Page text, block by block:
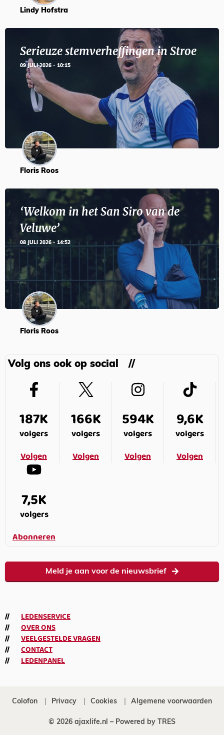
Lindy Hofstra
Serieuze stemverheffingen in Stroe
09 JULI 2026 - 10:15
Floris Roos
‘Welkom in het San Siro van de
Veluwe’
08 JULI 2026 - 14:52
Floris Roos
Volg ons ook op social
187K
volgers
Volgen
166K
volgers
Volgen
594K
volgers
Volgen
9,6K
volgers
Volgen
7,5K
volgers
Abonneren
Meld je aan voor de nieuwsbrief
LEDENSERVICE
OVER ONS
VEELGESTELDE VRAGEN
CONTACT
LEDENPANEL
Colofon Privacy Cookies Algemene voorwaarden
© 2026 ajaxlife.nl – Powered by TRES